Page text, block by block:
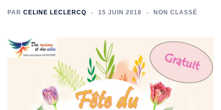
PAR CELINE LECLERCQ 15 JUIN 2018 NON CLASSÉ